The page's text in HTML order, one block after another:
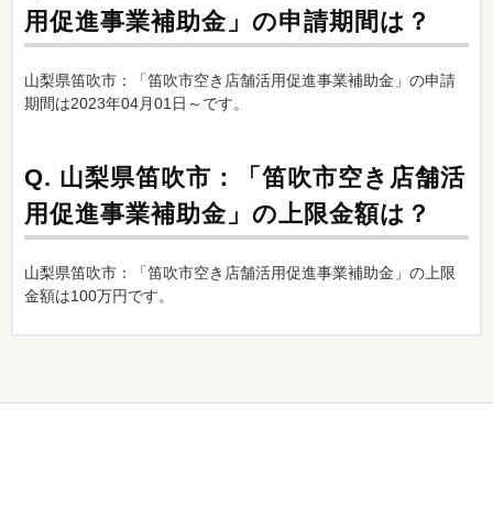
用促進事業補助金」の申請期間は？
山梨県笛吹市：「笛吹市空き店舗活用促進事業補助金」の申請
期間は2023年04月01日～です。
Q. 山梨県笛吹市：「笛吹市空き店舗活
用促進事業補助金」の上限金額は？
山梨県笛吹市：「笛吹市空き店舗活用促進事業補助金」の上限
金額は100万円です。